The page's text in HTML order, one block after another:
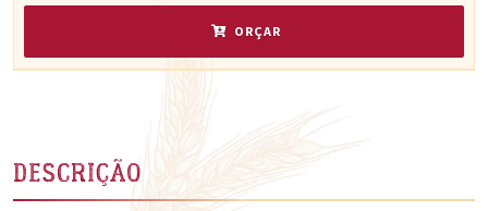
ORÇAR
DESCRIÇÃO